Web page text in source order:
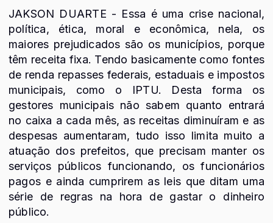
JAKSON DUARTE - Essa é uma crise nacional,
política, ética, moral e econômica, nela, os
maiores prejudicados são os municípios, porque
têm receita fixa. Tendo basicamente como fontes
de renda repasses federais, estaduais e impostos
municipais, como o IPTU. Desta forma os
gestores municipais não sabem quanto entrará
no caixa a cada mês, as receitas diminuíram e as
despesas aumentaram, tudo isso limita muito a
atuação dos prefeitos, que precisam manter os
serviços públicos funcionando, os funcionários
pagos e ainda cumprirem as leis que ditam uma
série de regras na hora de gastar o dinheiro
público.